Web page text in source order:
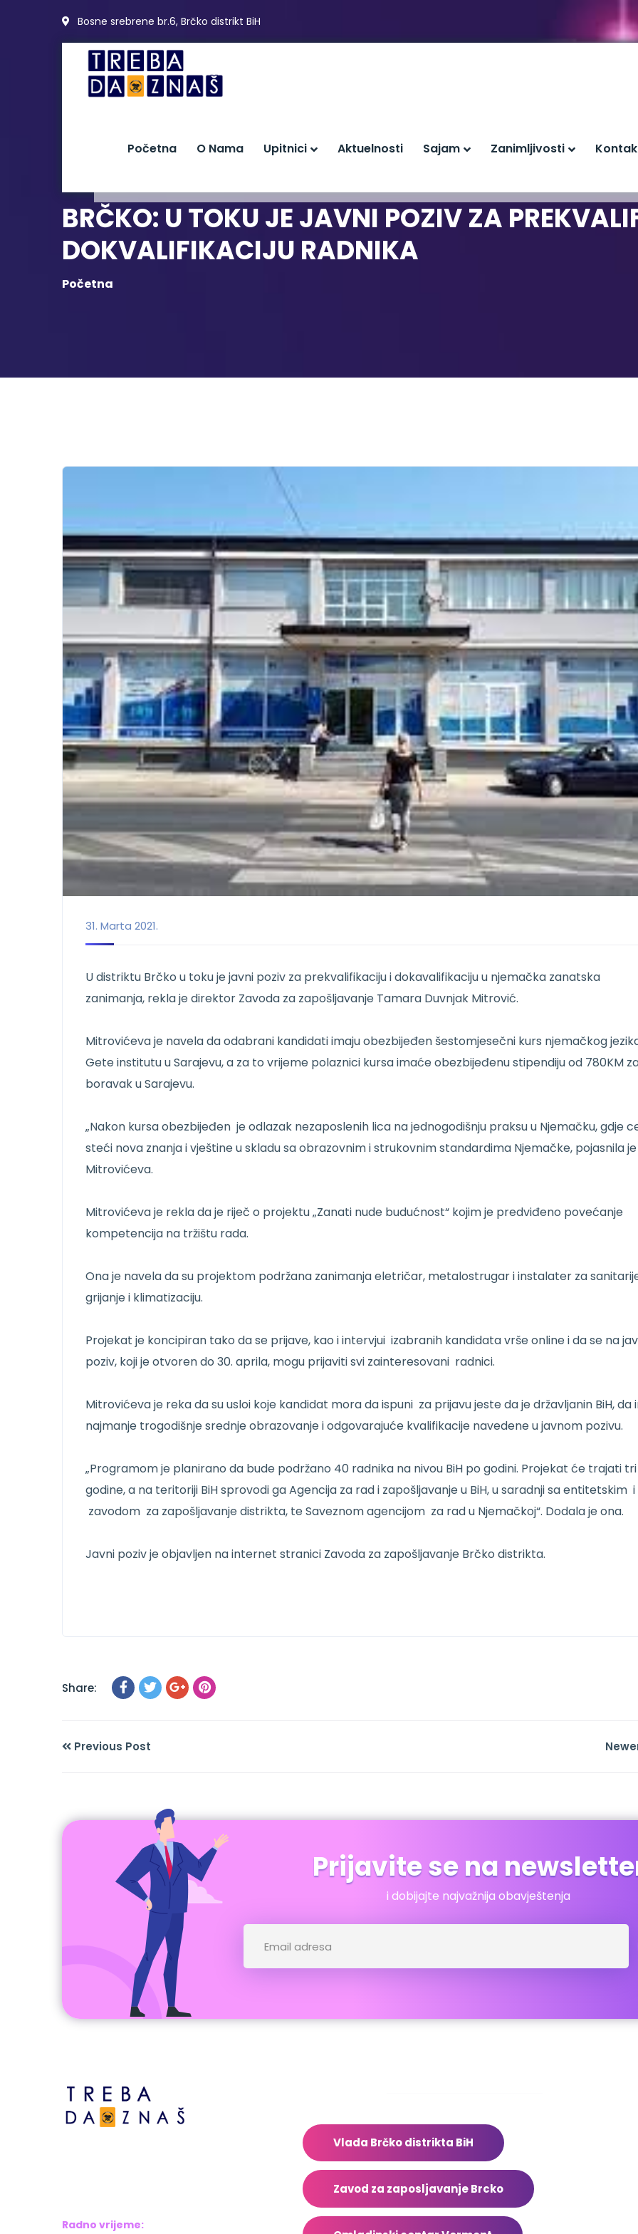
Bosne srebrene br.6, Brčko distrikt BiH
Početna O Nama Upitnici Aktuelnosti Sajam Zanimljivosti
BRČKO: U TOKU JE JAVNI POZIV ZA
DOKVALIFIKACIJU RADNIKA
Početna
31. Marta 2021.
U distriktu Brčko u toku je javni poziv za prekvalifikaciju i dokavalifikaciju u njemačka zanatska
zanimanja, rekla je direktor Zavoda za zapošljavanje Tamara Duvnjak Mitrović.
Mitrovićeva je navela da odabrani kandidati imaju obezbijeđen šestomjesečni kurs njemačkog
Gete institutu u Sarajevu, a za to vrijeme polaznici kursa imaće obezbijeđenu stipendiju od 780KM
boravak u Sarajevu.
„Nakon kursa obezbijeđen je odlazak nezaposlenih lica na jednogodišnju praksu u Njemačku, gdje
steći nova znanja i vještine u skladu sa obrazovnim i strukovnim standardima Njemačke, pojasnila je
Mitrovićeva.
Mitrovićeva je rekla da je riječ o projektu „Zanati nude budućnost“ kojim je predviđeno povećanje
kompetencija na tržištu rada.
Ona je navela da su projektom podržana zanimanja eletričar, metalostrugar i instalater za
grijanje i klimatizaciju.
Projekat je koncipiran tako da se prijave, kao i intervjui izabranih kandidata vrše online i da se na
poziv, koji je otvoren do 30. aprila, mogu prijaviti svi zainteresovani radnici.
Mitrovićeva je reka da su usloi koje kandidat mora da ispuni za prijavu jeste da je državljanin BiH, da
najmanje trogodišnje srednje obrazovanje i odgovarajuće kvalifikacije navedene u javnom pozivu.
„Programom je planirano da bude podržano 40 radnika na nivou BiH po godini. Projekat će trajati tri
godine, a na teritoriji BiH sprovodi ga Agencija za rad i zapošljavanje u BiH, u saradnji sa entitetskim i
zavodom za zapošljavanje distrikta, te Saveznom agencijom za rad u Njemačkoj“. Dodala je ona.
Javni poziv je objavljen na internet stranici Zavoda za zapošljavanje Brčko distrikta.
Share:
Previous Post
Prijavite se na
i dobijajte najvažnija obavještenja
Radno vrijeme:
Vlada Brčko distrikta BiH
Zavod za zaposljavanje Brcko